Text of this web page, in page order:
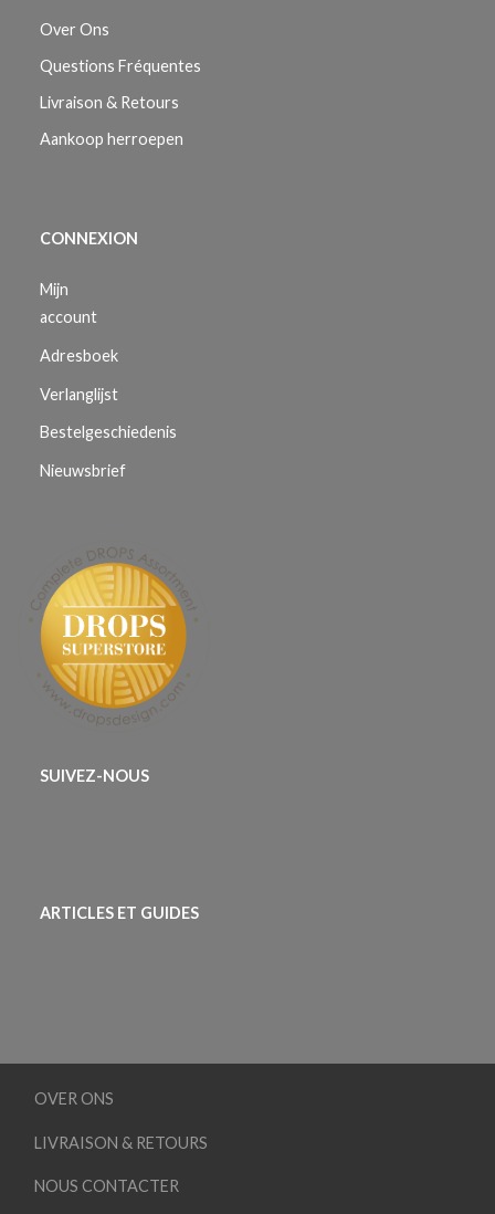
Over Ons
Questions Fréquentes
Livraison & Retours
Aankoop herroepen
CONNEXION
Mijn
account
Adresboek
Verlanglijst
Bestelgeschiedenis
Nieuwsbrief
SUIVEZ-NOUS
ARTICLES ET GUIDES
OVER ONS
LIVRAISON & RETOURS
NOUS CONTACTER